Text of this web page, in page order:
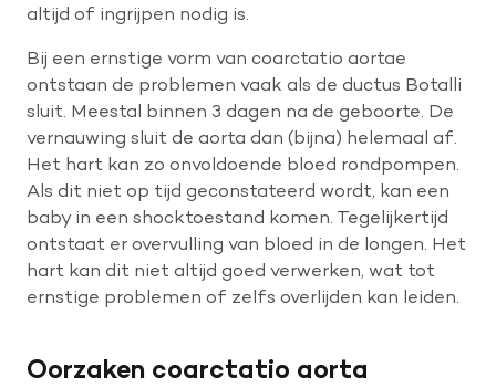
Doneer
altijd of ingrijpen nodig is.
Bij een ernstige vorm van coarctatio aortae
ontstaan de problemen vaak als de ductus Botalli
sluit. Meestal binnen 3 dagen na de geboorte. De
vernauwing sluit de aorta dan (bijna) helemaal af.
Het hart kan zo onvoldoende bloed rondpompen.
Als dit niet op tijd geconstateerd wordt, kan een
baby in een shocktoestand komen. Tegelijkertijd
ontstaat er overvulling van bloed in de longen. Het
hart kan dit niet altijd goed verwerken, wat tot
ernstige problemen of zelfs overlijden kan leiden.
Oorzaken coarctatio aorta